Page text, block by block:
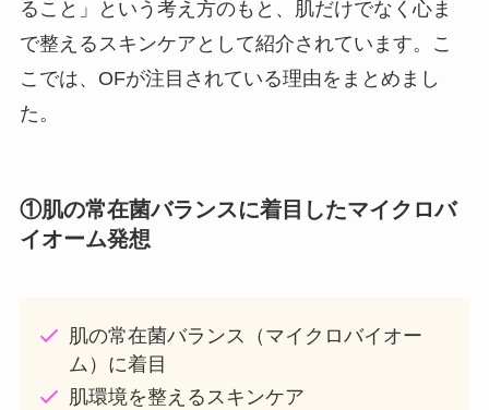
ること」という考え方のもと、肌だけでなく心ま
で整えるスキンケアとして紹介されています。こ
こでは、OFが注目されている理由をまとめまし
た。
①肌の常在菌バランスに着目したマイクロバ
イオーム発想
肌の常在菌バランス（マイクロバイオー
ム）に着目
肌環境を整えるスキンケア